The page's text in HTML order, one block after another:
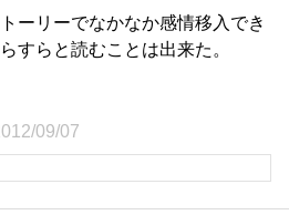
ーリーでなかなか感情移入でき
すらと読むことは出来た。
09/07